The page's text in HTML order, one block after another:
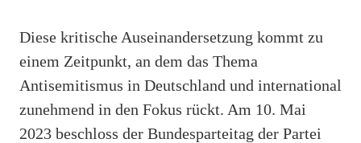
Diese kritische Auseinandersetzung kommt zu
einem Zeitpunkt, an dem das Thema
Antisemitismus in Deutschland und international
zunehmend in den Fokus rückt. Am 10. Mai
2023 beschloss der Bundesparteitag der Partei